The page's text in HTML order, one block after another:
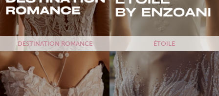
DESTINATION ROMANCE ÉTOILE